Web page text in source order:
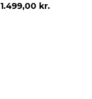
1.499,00 kr.